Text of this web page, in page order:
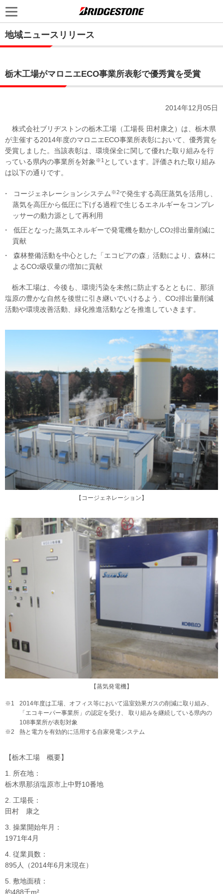
地域ニュースリリース
栃木工場がマロニエECO事業所表彰で優秀賞を受賞
2014年12月05日
株式会社ブリヂストンの栃木工場（工場長 田村康之）は、栃木県
が主催する2014年度のマロニエECO事業所表彰において、優秀賞を
受賞しました。当該表彰は、環境保全に関して優れた取り組みを行
っている県内の事業所を対象 ※1 としています。評価された取り組み
は以下の通りです。
コージェネレーションシステム ※2で発生する高圧蒸気を活用し、
蒸気を高圧から低圧に下げる過程で生じるエネルギーをコンプレ
ッサーの動力源として再利用
低圧となった蒸気エネルギーで発電機を動かしCO2排出量削減に
貢献
森林整備活動を中心とした「エコピアの森」活動により、森林に
よるCO2吸収量の増加に貢献
栃木工場は、今後も、環境汚染を未然に防止するとともに、那須
塩原の豊かな自然を後世に引き継いでいけるよう、CO2排出量削減
活動や環境改善活動、緑化推進活動などを推進していきます。
【コージェネレーション】
【蒸気発電機】
※1
2014年度は工場、オフィス等において温室効果ガスの削減に取り組み、
「エコキーパー事業所」の認定を受け、 取り組みを継続している県内の
108事業所が表彰対象
※2
熱と電力を有効的に活用する自家発電システム
【栃木工場 概要】
1. 所在地：
栃木県那須塩原市上中野10番地
2. 工場長：
田村 康之
3. 操業開始年月：
1971年4月
4. 従業員数：
895人（2014年6月末現在）
5. 敷地面積：
約488千m²